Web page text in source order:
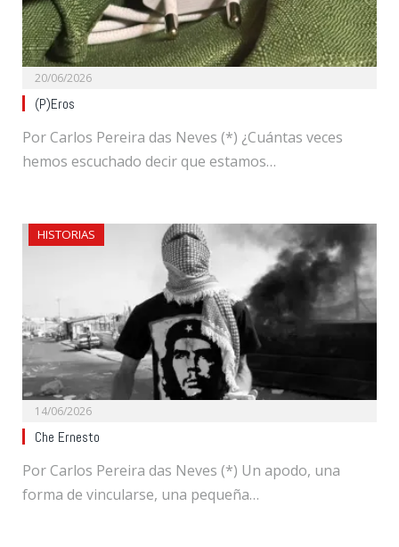
20/06/2026
(P)Eros
Por Carlos Pereira das Neves (*) ¿Cuántas veces
hemos escuchado decir que estamos…
HISTORIAS
14/06/2026
Che Ernesto
Por Carlos Pereira das Neves (*) Un apodo, una
forma de vincularse, una pequeña…